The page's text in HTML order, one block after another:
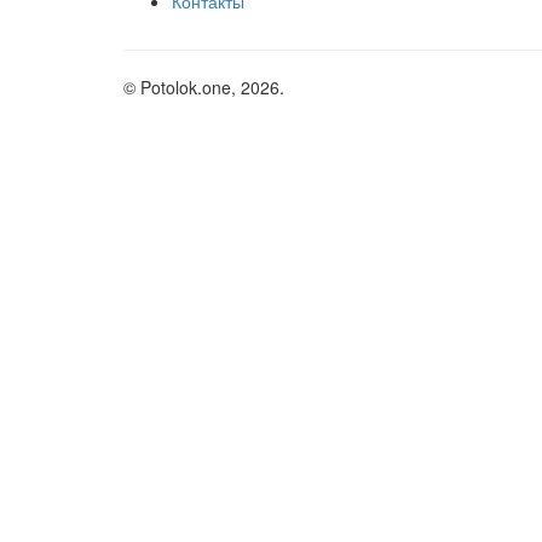
© Potolok.one, 2026.